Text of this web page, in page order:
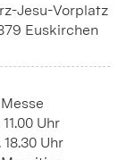
Jesu-Vorplatz
Euskirchen
11.00 Uhr
18.30 Uhr